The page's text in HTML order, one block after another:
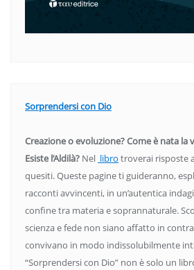
Sorprendersi con Dio
Creazione o evoluzione? Come è nata la
Esiste l’Aldilà? Nel libro troverai risposte
quesiti. Queste pagine ti guideranno,
racconti avvincenti, in un’autentica
confine tra materia e soprannaturale.
scienza e fede non siano affatto in
convivano in modo indissolubilmente
“Sorprendersi con Dio” non è solo un